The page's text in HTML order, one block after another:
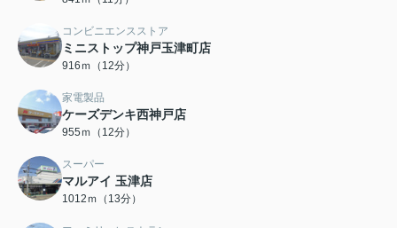
コンビニエンスストア
ミニストップ神戸玉津町店
916ｍ（12分）
家電製品
ケーズデンキ西神戸店
955ｍ（12分）
スーパー
マルアイ 玉津店
1012ｍ（13分）